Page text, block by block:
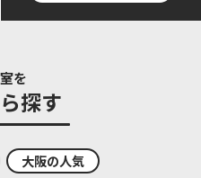
を
探す
大阪の人気